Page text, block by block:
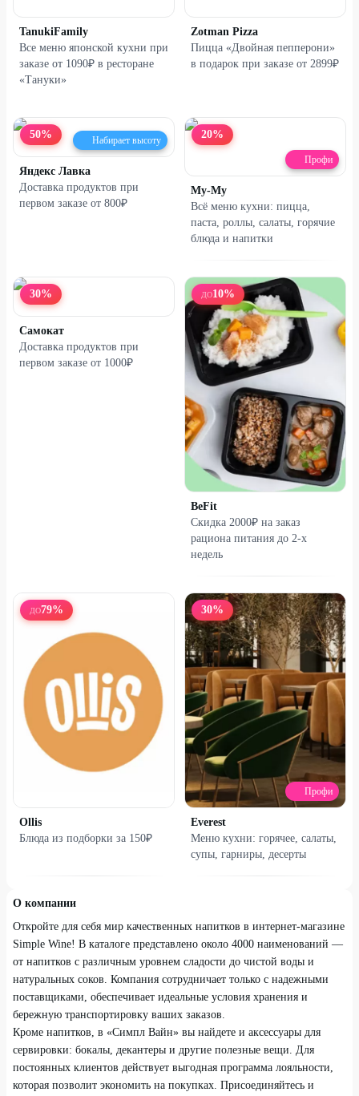
TanukiFamily
Все меню японской кухни при
заказе от 1090₽ в ресторане
«Тануки»
Zotman Pizza
Пицца «Двойная пепперони»
в подарок при заказе от 2899₽
50% Набирает высоту
Яндекс Лавка
Доставка продуктов при
первом заказе от 800₽
20%
Профи
Му-Му
Всё меню кухни: пицца,
паста, роллы, салаты, горячие
блюда и напитки
30%
Самокат
Доставка продуктов при
первом заказе от 1000₽
ДО10%
BeFit
​Скидка 2000₽ на заказ
рациона питания до 2-х
недель
ДО79%
Ollis
Блюда из подборки за 150₽
30%
Профи
Everest
Меню кухни: горячее, салаты,
супы, гарниры, десерты
О компании
Откройте для себя мир качественных напитков в интернет-магазине
Simple Wine! В каталоге представлено около 4000 наименований —
от напитков с различным уровнем сладости до чистой воды и
натуральных соков. Компания сотрудничает только с надежными
поставщиками, обеспечивает идеальные условия хранения и
бережную транспортировку ваших заказов.
Кроме напитков, в «Симпл Вайн» вы найдете и аксессуары для
сервировки: бокалы, декантеры и другие полезные вещи. Для
постоянных клиентов действует выгодная программа лояльности,
которая позволит экономить на покупках. Присоединяйтесь и